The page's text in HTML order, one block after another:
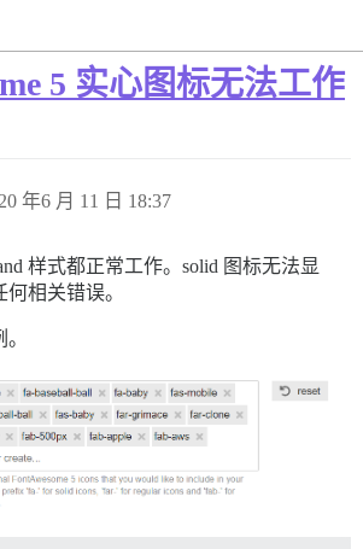
5 实心图标无法工作
年6 月 11 日 18:37
样式都正常工作。solid 图标无法显
相关错误。